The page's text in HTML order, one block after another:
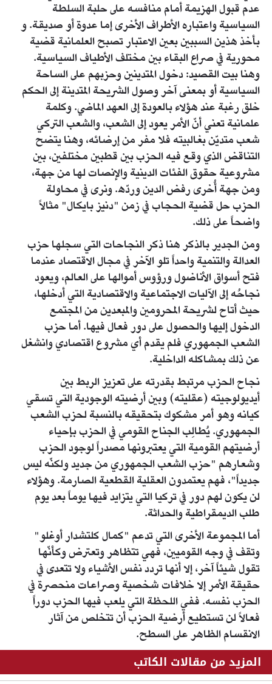
عدم قبول الهزيمة أمام منافسه على حلبة السلطة
السياسية واعتباره الأطراف الأخرى إما عدوة أو صديقة. و
بأخذ هذين السببين بعين الاعتبار تصبح العلمانية قضية
محورية في صراع البقاء بين مختلف الأطياف السياسية.
وهنا بيت القصيد: دخول المتدينين وحزبهم على الساحة
السياسية أو بمعنى آخر وصول الشريحة المتدينة إلى الحكم
خلق رغبة عند هؤلاء بالعودة إلى العهد الماضي. وكلمة
علمانية تعني أنّ الأمر يعود إلى الشعب، والشعب التركي
شعب متديّن بغالبيته فلا مفر من إرضائه، وهنا يتضح
التناقض الذي وقع فيه الحزب بين قطبين مختلفين، بين
مشروعية حقوق الفئات الدينية والإنصات لها من جهة،
ومن جهة أُخرى رفض الدين وردّه. ونرى في محاولة
الحزب حل قضية الحجاب في زمن "دنيز بايكال" مثالاً
واضحاً على ذلك.
ومن الجدير بالذكر هنا ذكر النجاحات التي سجلها حزب
العدالة والتنمية واحداً تلو الآخر في مجال الاقتصاد عندما
فتح أسواق الأناضول ورؤوس أموالها على العالم، ويعود
نجاحُه إلى الآليات الاجتماعية والاقتصادية التي أدخلها،
حيث أتاح لشريحة المحرومين والمبعدين من المجتمع
الدخول إليها والحصول على دور فعال فيها. أما حزب
الشعب الجمهوري فلم يقدم أي مشروع اقتصادي وانشغل
عن ذلك بمشاكله الداخلية.
نجاح الحزب مرتبط بقدرته على تعزيز الربط بين
أيديولوجيته (عقليته) وبين أرضيته الوجودية التي تسقي
كيانه وهو أمر مشكوك بتحقيقه بالنسبة لحزب الشعب
الجمهوري. يُطالِب الجناح القومي في الحزب بإحياء
أرضيتهم القومية التي يعتبرونها مصدراً لوجود الحزب
وشعارهم "حزب الشعب الجمهوري من جديد ولكنّه ليس
جديداً"، فهم يعتمدون العقلية القطعية الصارمة. وهؤلاء
لن يكون لهم دور في تركيا التي يتزايد فيها يوماً بعد يوم
طلب الديمقراطية والحداثة.
أما المجموعة الأخرى التي تدعم "كمال كلتشدار أوغلو"
وتقف في وجه القوميين، فهي تتظاهر وتعترض وكأنّها
تقول شيئاً آخر، إلا أنها تردد نفس الأشياء ولا تتعدى في
حقيقة الأمر إلا خلافات شخصية وصراعات منحصرة في
الحزب نفسه. ففي اللحظة التي يلعب فيها الحزب دوراً
فعالاً لن تستطيع أرضية الحزب أن تتخلص من آثار
الانقسام الظاهر على السطح.
المزيد من مقالات الكاتب